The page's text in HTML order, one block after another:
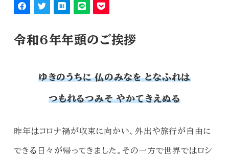
令和6年年頭のご挨拶
ゆきのうちに 仏のみなを となふれは
つもれるつみそ やかてきえぬる
昨年はコロナ禍が収束に向かい、外出や旅行が自由に
できる日々が帰ってきました。その一方で世界ではロシ